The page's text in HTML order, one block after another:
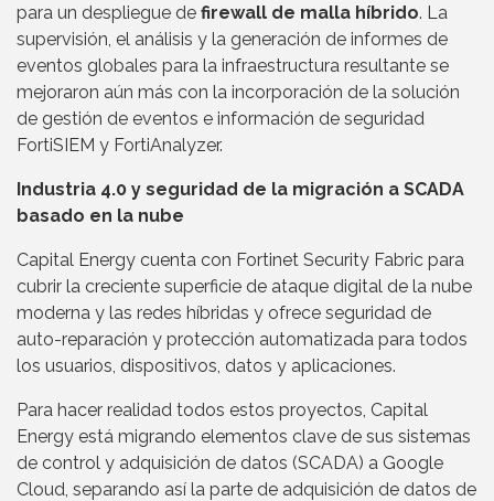
para un despliegue de firewall de malla híbrido. La
supervisión, el análisis y la generación de informes de
eventos globales para la infraestructura resultante se
mejoraron aún más con la incorporación de la solución
de gestión de eventos e información de seguridad
FortiSIEM y FortiAnalyzer.
Industria 4.0 y seguridad de la migración a SCADA
basado en la nube
Capital Energy cuenta con Fortinet Security Fabric para
cubrir la creciente superficie de ataque digital de la nube
moderna y las redes híbridas y ofrece seguridad de
auto-reparación y protección automatizada para todos
los usuarios, dispositivos, datos y aplicaciones.
Para hacer realidad todos estos proyectos, Capital
Energy está migrando elementos clave de sus sistemas
de control y adquisición de datos (SCADA) a Google
Cloud, separando así la parte de adquisición de datos de